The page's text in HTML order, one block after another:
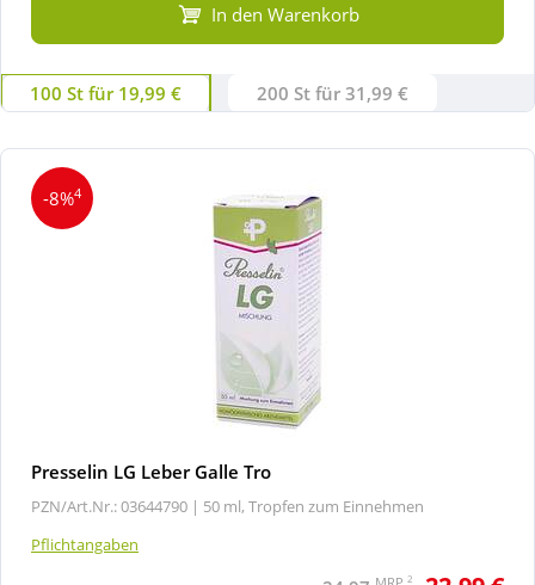
In den Warenkorb
100 St für 19,99 € 200 St für 31,99 €
-8%4
Presselin LG Leber Galle Tro
PZN/Art.Nr.: 03644790 | 50 ml, Tropfen zum Einnehmen
Pflichtangaben
2